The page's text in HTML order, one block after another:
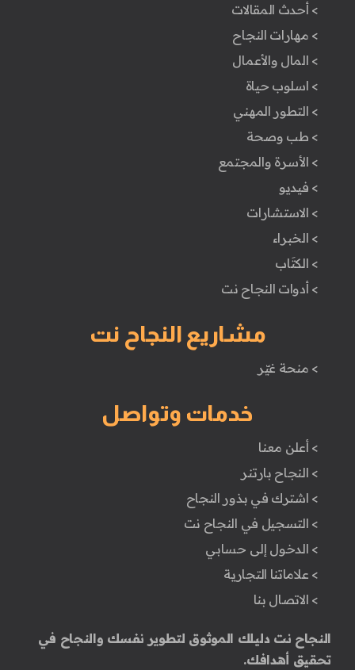
> أحدث المقالات
> مهارات النجاح
> المال والأعمال
> اسلوب حياة
> التطور المهني
> طب وصحة
> الأسرة والمجتمع
> فيديو
> الاستشارات
> الخبراء
> الكتَاب
> أدوات النجاح نت
مشاريع النجاح نت
> منحة غيّر
خدمات وتواصل
> أعلن معنا
> النجاح بارتنر
> اشترك في بذور النجاح
> التسجيل في النجاح نت
> الدخول إلى حسابي
> علاماتنا التجارية
> الاتصال بنا
النجاح نت دليلك الموثوق لتطوير نفسك والنجاح في
تحقيق أهدافك.